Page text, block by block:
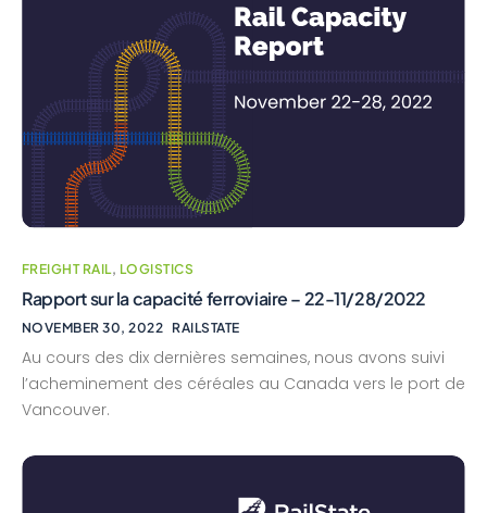
FREIGHT RAIL, LOGISTICS
Rapport sur la capacité ferroviaire – 22-11/28/2022
NOVEMBER 30, 2022 RAILSTATE
Au cours des dix dernières semaines, nous avons suivi
l’acheminement des céréales au Canada vers le port de
Vancouver.